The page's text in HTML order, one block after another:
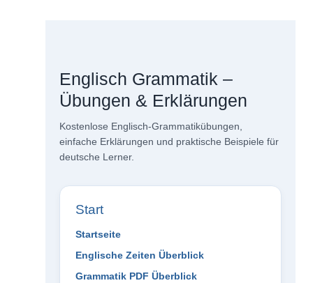
Englisch Grammatik –
Übungen & Erklärungen
Kostenlose Englisch-Grammatikübungen,
einfache Erklärungen und praktische Beispiele für
deutsche Lerner.
Start
Startseite
Englische Zeiten Überblick
Grammatik PDF Überblick